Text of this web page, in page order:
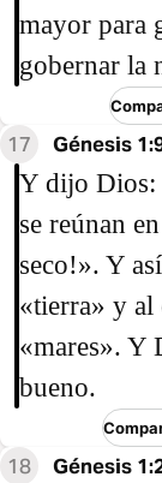
mayor para
gobernar la
17 Génesis
Y dijo Dios:
se reúnan
seco!». Y
«tierra» y al
«mares». Y
bueno.
18 Génesis